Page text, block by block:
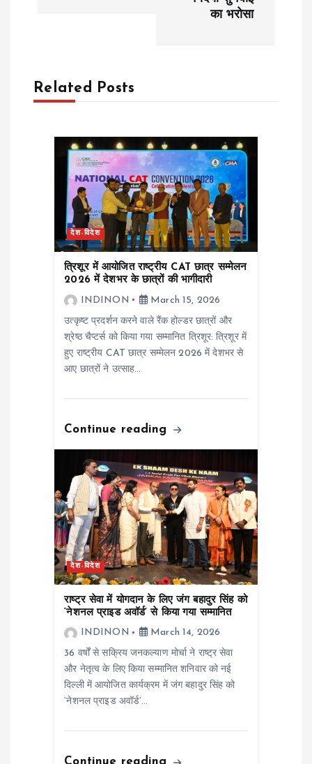
v
का भरोसा
Related Posts
देश-विदेश
त्रिशूर में आयोजित राष्ट्रीय CAT छात्र सम्मेलन
2026 में देशभर के छात्रों की भागीदारी
INDINON
March 15, 2026
उत्कृष्ट प्रदर्शन करने वाले रैंक होल्डर छात्रों और
श्रेष्ठ चैप्टर्स को किया गया सम्मानित त्रिशूर: त्रिशूर में
हुए राष्ट्रीय CAT छात्र सम्मेलन 2026 में देशभर से
आए छात्रों ने उत्साह…
Continue reading
देश-विदेश
राष्ट्र सेवा में योगदान के लिए जंग बहादुर सिंह को
‘नेशनल प्राइड अवॉर्ड’ से किया गया सम्मानित
INDINON
March 14, 2026
36 वर्षों से सक्रिय जनकल्याण मोर्चा ने राष्ट्र सेवा
और नेतृत्व के लिए किया सम्मानित शनिवार को नई
दिल्ली में आयोजित कार्यक्रम में जंग बहादुर सिंह को
‘नेशनल प्राइड अवॉर्ड’…